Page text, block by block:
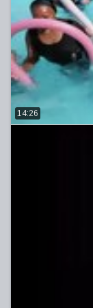
14:26